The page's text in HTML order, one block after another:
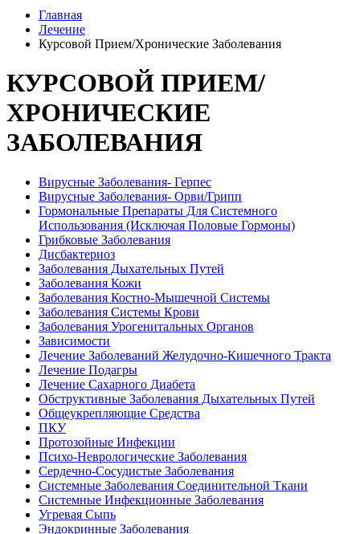
Главная
Лечение
Курсовой Прием/Хронические Заболевания
КУРСОВОЙ ПРИЕМ/
ХРОНИЧЕСКИЕ
ЗАБОЛЕВАНИЯ
Вирусные Заболевания- Герпес
Вирусные Заболевания- Орви/Грипп
Гормональные Препараты Для Системного
Использования (Исключая Половые Гормоны)
Грибковые Заболевания
Дисбактериоз
Заболевания Дыхательных Путей
Заболевания Кожи
Заболевания Костно-Мышечной Системы
Заболевания Системы Крови
Заболевания Урогенитальных Органов
Зависимости
Лечение Заболеваний Желудочно-Кишечного Тракта
Лечение Подагры
Лечение Сахарного Диабета
Обструктивные Заболевания Дыхательных Путей
Общеукрепляющие Средства
ПКУ
Протозойные Инфекции
Психо-Неврологические Заболевания
Сердечно-Сосудистые Заболевания
Системные Заболевания Соединительной Ткани
Системные Инфекционные Заболевания
Угревая Сыпь
Эндокринные Заболевания